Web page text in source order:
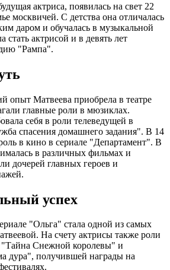
актриса, появилась на свет 22
москвичей. С детства она отличалась
даром и обучалась в музыкальной
стать актрисой и в девять лет
"Рампа".
опыт Матвеева приобрела в театре
главные роли в мюзиклах.
себя в роли телеведущей в
спасения домашнего задания". В 14
в кино в сериале "Департамент". В
в различных фильмах и
дочерей главных героев и
успех
"Ольга" стала одной из самых
На счету актрисы также роли
Снежной королевы" и
дура", получившей награды на